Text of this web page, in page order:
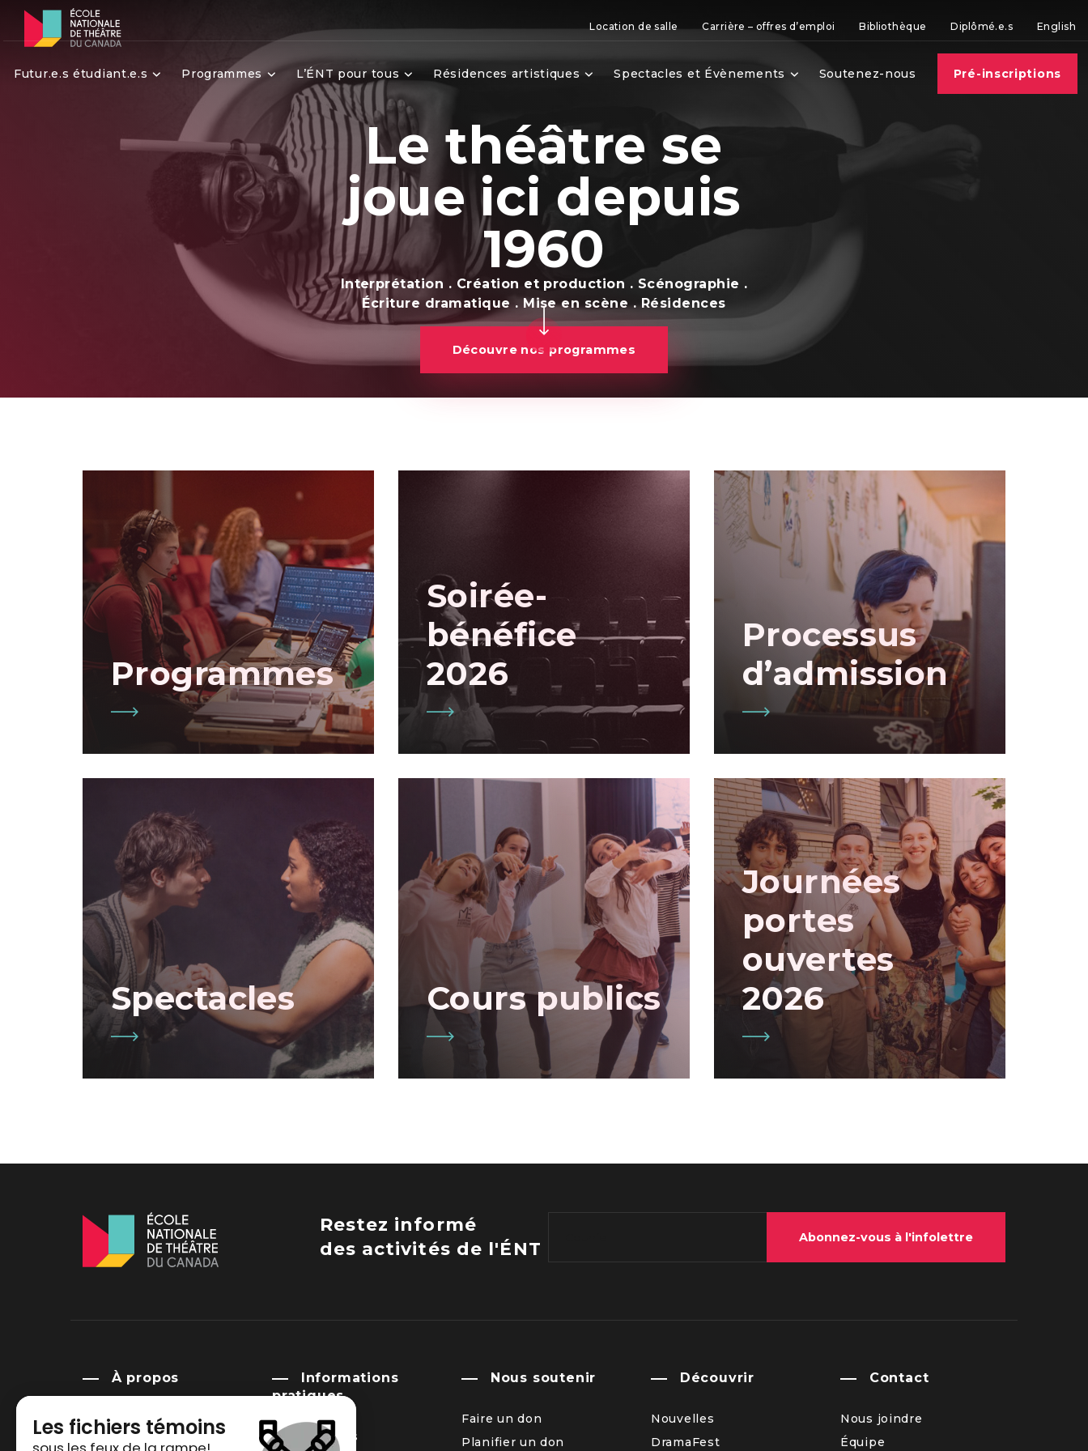
Location de salle Carrière – offres d’emploi Bibliothèque Diplômé.e.s English
Futur.e.s étudiant.e.s Programmes L’ÉNT pour tous Résidences artistiques Spectacles et Évènements Soutenez-nous Pré-inscriptions
Le théâtre se
joue ici depuis
1960
Interprétation . Création et production . Scénographie .
Écriture dramatique . Mise en scène . Résidences
Découvre nos programmes
Programmes
Soirée-
bénéfice
2026
Processus
d’admission
Spectacles Cours publics
Journées
portes
ouvertes
2026
Restez informé
des activités de l'ÉNT
Abonnez-vous à l'infolettre
À propos
Histoire
Mission
Informations
pratiques
Nos pavillons
Nous soutenir
Faire un don
Planifier un don
Découvrir
Nouvelles
DramaFest
Contact
Nous joindre
Équipe